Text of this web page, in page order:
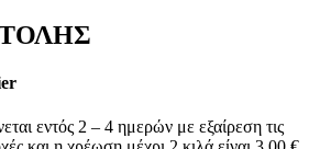
εντός 2 – 4 ημερών με εξαίρεση τις